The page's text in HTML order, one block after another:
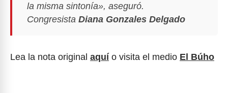
la misma sintonía», aseguró.
Congresista Diana Gonzales Delgado
Lea la nota original aquío visita el medio El Búho